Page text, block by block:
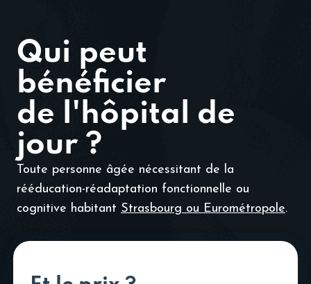
Qui peut
bénéficier
de l'hôpital de
jour ?
Toute personne âgée nécessitant de la
rééducation-réadaptation fonctionnelle ou
cognitive habitant Strasbourg ou Eurométropole.